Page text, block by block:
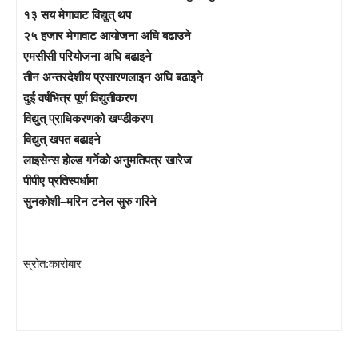
१३ सय मेगावाट विद्युत् थप
२५ हजार मेगावाट आयोजना अघि बढाउने
एमसीसी परियोजना अघि बढाइने
तीन अन्तरदेशीय प्रसारणलाइन अघि बढाइने
दुई वर्षभित्र पूर्ण विद्युतीकरण
विद्युत् प्राधिकरणको खण्डीकरण
विद्युत् खपत बढाइने
लाइसेन्स होल्ड गर्नेको अनुमतिपत्र खारेज
पीपीए प्रतिस्पर्धामा
सुनकोशी–मरिन टनेल सुरु गरिने
स्रोत:कारोबार